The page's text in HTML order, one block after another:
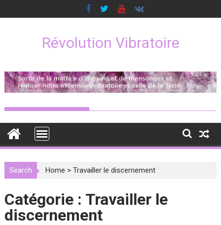
to
Révolution Vibratoire
Search Home >Travailler le discernement
Catégorie : Travailler le
discernement